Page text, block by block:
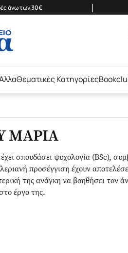
άνω των 30€ |
Θεματικές Κατηγορίες
ΜΑΡΙΑ
σπουδάσει ψυχολογία (BSc),
προσέγγιση έχουν
της ανάγκη να βοηθήσει τον
έργο της.